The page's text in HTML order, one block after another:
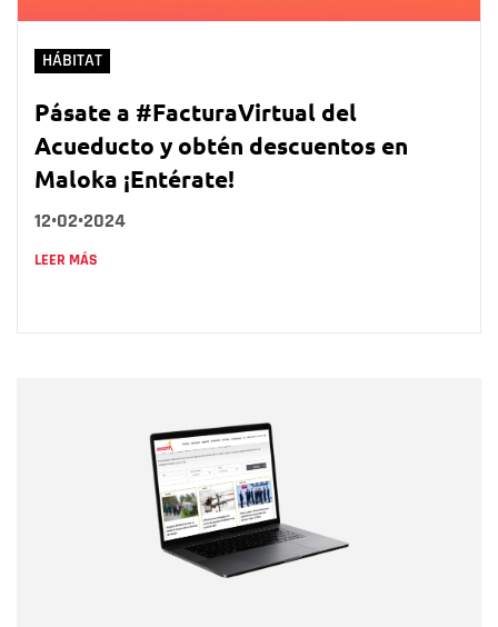
HÁBITAT
Pásate a #FacturaVirtual del
Acueducto y obtén descuentos en
Maloka ¡Entérate!
12•02•2024
LEER MÁS
Correo electrónico
Tipo de comentario